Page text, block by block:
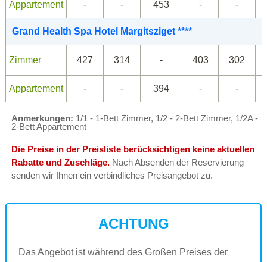
Appartement - - 453 - -
Grand Health Spa Hotel Margitsziget ****
Zimmer 427 314 - 403 302
Appartement - - 394 - -
Anmerkungen: 1/1 - 1-Bett Zimmer, 1/2 - 2-Bett Zimmer, 1/2A -
2-Bett Appartement
Die Preise in der Preisliste berücksichtigen keine aktuellen
Rabatte und Zuschläge. Nach Absenden der Reservierung
senden wir Ihnen ein verbindliches Preisangebot zu.
ACHTUNG
Das Angebot ist während des Großen Preises der